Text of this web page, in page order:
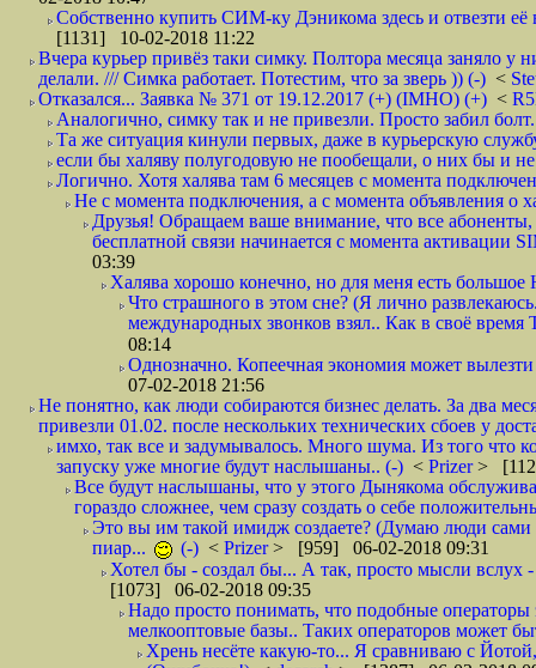
Собственно купить СИМ-ку Дэникома здесь и отвезти
[1131] 10-02-2018 11:22
Вчера курьер привёз таки симку. Полтора месяца заняло
делали. /// Симка работает. Потестим, что за зверь )) (-) <
Отказался... Заявка № 371 от 19.12.2017 (+) (IMHO) (+) <
Аналогично, симку так и не привезли. Просто забил
Та же ситуация кинули первых, даже в курьерскую
если бы халяву полугодовую не пообещали, о них бы и
Логично. Хотя халява там 6 месяцев с момента
Не с момента подключения, а с момента объявления о
Друзья! Обращаем ваше внимание, что все
бесплатной связи начинается с момента
03:39
Халява хорошо конечно, но для меня есть
Что страшного в этом сне? (Я лично
международных звонков взял.. Как в своё
08:14
Однозначно. Копеечная экономия может
07-02-2018 21:56
Не понятно, как люди собираются бизнес делать. За два
привезли 01.02. после нескольких технических сбоев у
имхо, так все и задумывалось. Много шума. Из того что
запуску уже многие будут наслышаны.. (-) < Prizer>
Все будут наслышаны, что у этого Дынякома
гораздо сложнее, чем сразу создать о себе
Это вы им такой имидж создаете? (Думаю люди сами
пиар...
(-) < Prizer> [959] 06-02-2018 09:31
Хотел бы - создал бы... А так, просто мысли вслух
[1073] 06-02-2018 09:35
Надо просто понимать, что подобные
мелкооптовые базы.. Таких операторов может
Хрень несёте какую-то... Я сравниваю с